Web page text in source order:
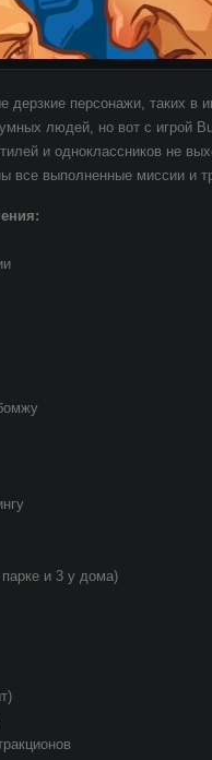
персонажи, таких в
людей, но вот с игрой
и одноклассников не
все выполненные миссии и
и 3 у дома)